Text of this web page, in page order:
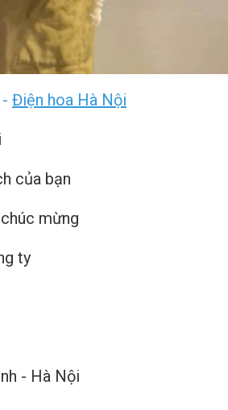
- Điện hoa Hà Nội
của bạn
mừng
ty
- Hà Nội